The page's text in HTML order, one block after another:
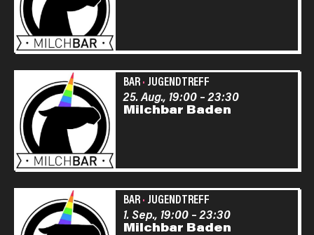
BAR· JUGENDTREFF
Milchbar Baden
25. Aug., 19:00–23:30
BAR· JUGENDTREFF
Milchbar Baden
1. Sep., 19:00–23:30